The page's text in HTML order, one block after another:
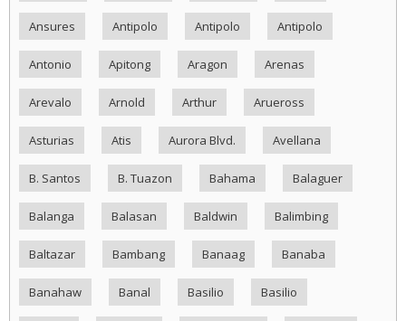
Ansures Antipolo Antipolo Antipolo
Antonio Apitong Aragon Arenas
Arevalo Arnold Arthur Arueross
Asturias Atis Aurora Blvd. Avellana
B. Santos B. Tuazon Bahama Balaguer
Balanga Balasan Baldwin Balimbing
Baltazar Bambang Banaag Banaba
Banahaw Banal Basilio Basilio